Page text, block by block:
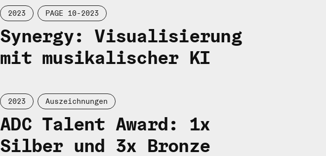
2023 PAGE 10-2023
Synergy: Visualisierung
mit musikalischer KI
2023 Auszeichnungen
ADC Talent Award: 1x
Silber und 3x Bronze